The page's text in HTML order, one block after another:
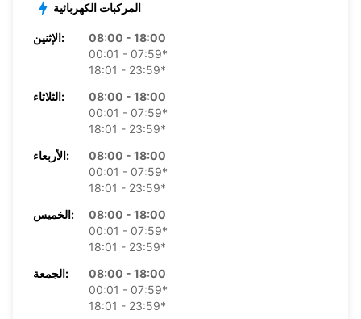
المركبات الكهربائية
الإثنين:
08:00 - 18:00
00:01 - 07:59*
18:01 - 23:59*
الثلاثاء:
08:00 - 18:00
00:01 - 07:59*
18:01 - 23:59*
الأربعاء:
08:00 - 18:00
00:01 - 07:59*
18:01 - 23:59*
الخميس:
08:00 - 18:00
00:01 - 07:59*
18:01 - 23:59*
الجمعة:
08:00 - 18:00
00:01 - 07:59*
18:01 - 23:59*